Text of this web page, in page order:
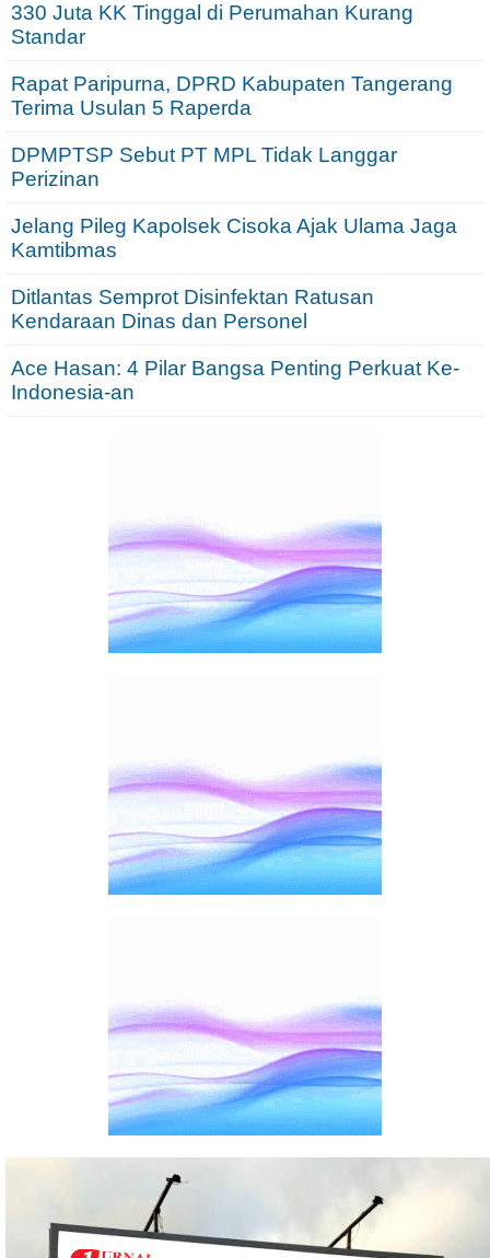
330 Juta KK Tinggal di Perumahan Kurang
Standar
Rapat Paripurna, DPRD Kabupaten Tangerang
Terima Usulan 5 Raperda
DPMPTSP Sebut PT MPL Tidak Langgar
Perizinan
Jelang Pileg Kapolsek Cisoka Ajak Ulama Jaga
Kamtibmas
Ditlantas Semprot Disinfektan Ratusan
Kendaraan Dinas dan Personel
Ace Hasan: 4 Pilar Bangsa Penting Perkuat Ke-
Indonesia-an